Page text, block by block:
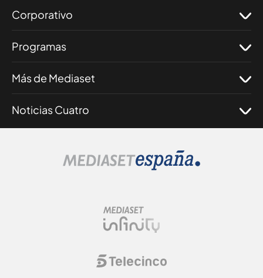
Corporativo
Programas
Más de Mediaset
Noticias Cuatro